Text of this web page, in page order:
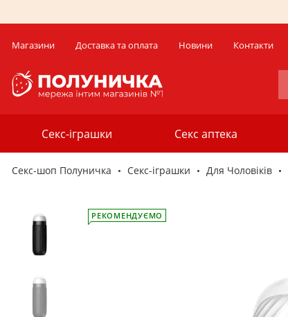
Магазини Доставка та оплата Новини Контакти
Секс-іграшки Секс аптека
Секс-шоп Полуничка Секс-iграшки Для Чоловіків
РЕКОМЕНДУЄМО